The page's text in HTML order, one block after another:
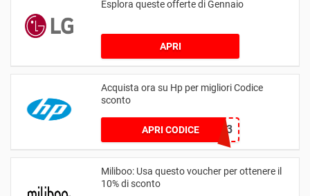
Esplora queste offerte di Gennaio
APRI
Acquista ora su Hp per migliori Codice
sconto
APRI CODICE
20CHROME23
Miliboo: Usa questo voucher per ottenere il
10% di sconto